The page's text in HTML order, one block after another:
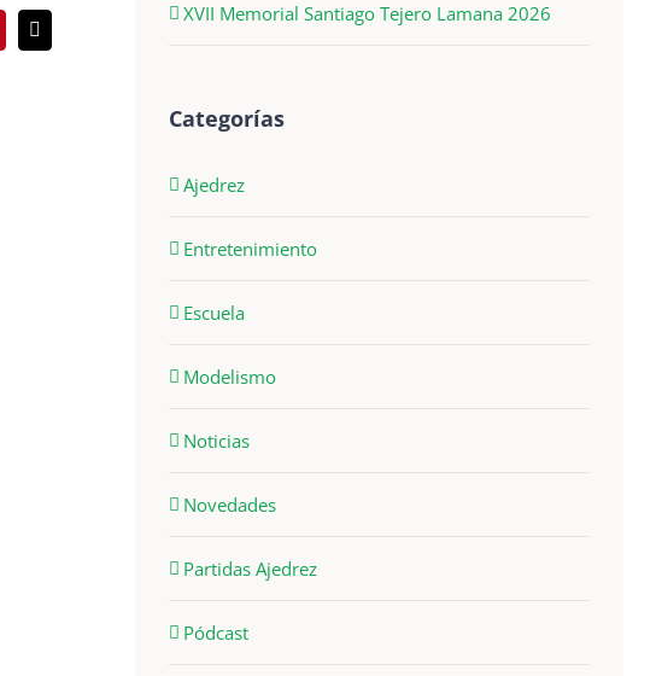
XVII Memorial Santiago Tejero Lamana 2026
Categorías
Ajedrez
Entretenimiento
Escuela
Modelismo
Noticias
Novedades
Partidas Ajedrez
Pódcast